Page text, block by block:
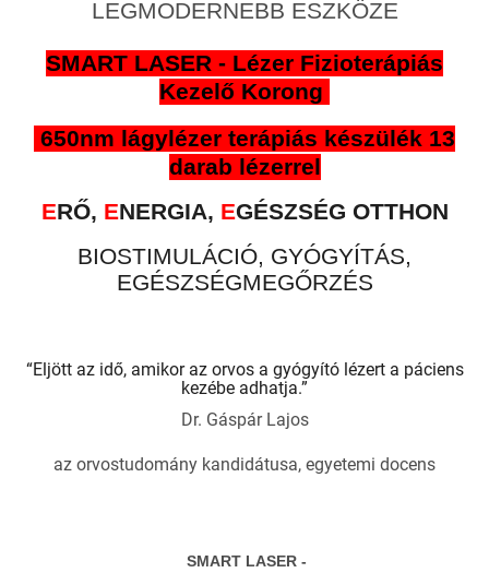
LEGMODERNEBB ESZKÖZE
SMART LASER - Lézer Fizioterápiás
Kezelő Korong
650nm lágylézer terápiás készülék 13
darab lézerrel
ERŐ, ENERGIA, EGÉSZSÉG OTTHON
BIOSTIMULÁCIÓ, GYÓGYÍTÁS,
EGÉSZSÉGMEGŐRZÉS
“Eljött az idő, amikor az orvos a gyógyító lézert a páciens
kezébe adhatja.”
Dr. Gáspár Lajos
az orvostudomány kandidátusa, egyetemi docens
SMART LASER -